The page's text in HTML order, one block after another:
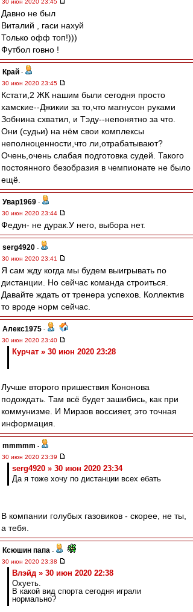
30 июн 2020 23:45
Давно не был
Виталий , гаси нахуй
Только офф топ!)))
Футбол говно !
Край -
30 июн 2020 23:45
Кстати,2 ЖК нашим были сегодня просто
хамские--Джикии за то,что магнусон руками
Зобнина схватил, и Тэду--непонятно за что.
Они (судьи) на нём свои комплексы
неполноценности,что ли,отрабатывают?
Очень,очень слабая подготовка судей. Такого
постоянного безобразия в чемпионате не было
ещё.
Увар1969 -
30 июн 2020 23:44
Федун- не дурак.У него, выбора нет.
serg4920 -
30 июн 2020 23:41
Я сам жду когда мы будем выигрывать по
дистанции. Но сейчас команда строиться.
Давайте ждать от тренера успехов. Коллектив
то вроде норм сейчас.
Алекс1975 -
30 июн 2020 23:40
Курчат » 30 июн 2020 23:28
Лучше второго пришествия Кононова
подождать. Там всё будет зашибись, как при
коммунизме. И Мирзов воссияет, это точная
информация.
mmmmm -
30 июн 2020 23:39
serg4920 » 30 июн 2020 23:34
Да я тоже хочу по дистанции всех ебать
В компании голубых газовиков - скорее, не ты,
а тебя.
Ксюшин папа -
30 июн 2020 23:38
Влэйд » 30 июн 2020 22:38
Охуеть.
В какой вид спорта сегодня играли
нормально?